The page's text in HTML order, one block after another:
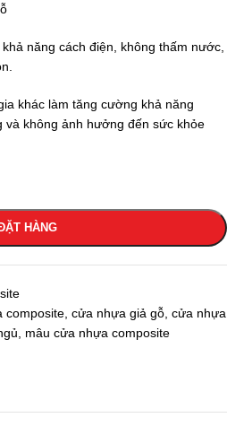
năng cách điện, không thấm nước,
khác làm tăng cường khả năng
và không ảnh hưởng đến sức khỏe
HÀNG
composite cửa nhựa giả gỗ cửa nhựa
mâu cửa nhựa composite